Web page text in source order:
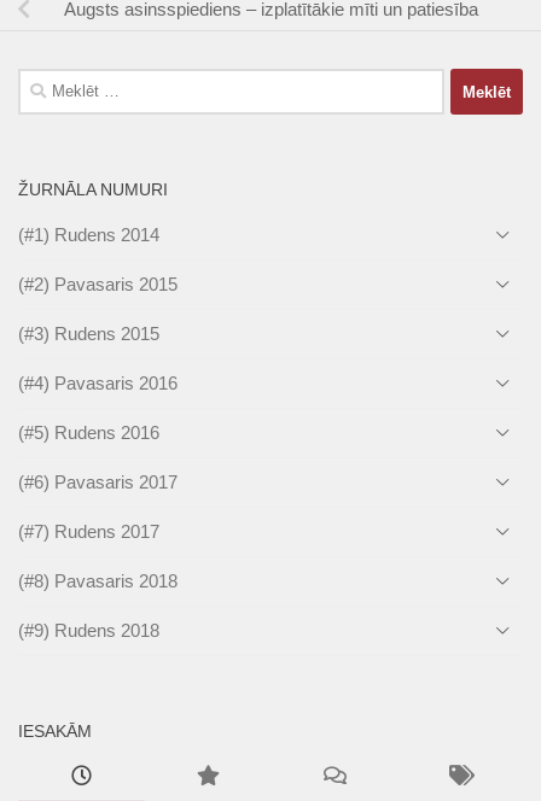
Augsts asinsspiediens – izplatītākie mīti un patiesība
Meklēt:
ŽURNĀLA NUMURI
(#1) Rudens 2014
(#2) Pavasaris 2015
(#3) Rudens 2015
(#4) Pavasaris 2016
(#5) Rudens 2016
(#6) Pavasaris 2017
(#7) Rudens 2017
(#8) Pavasaris 2018
(#9) Rudens 2018
IESAKĀM